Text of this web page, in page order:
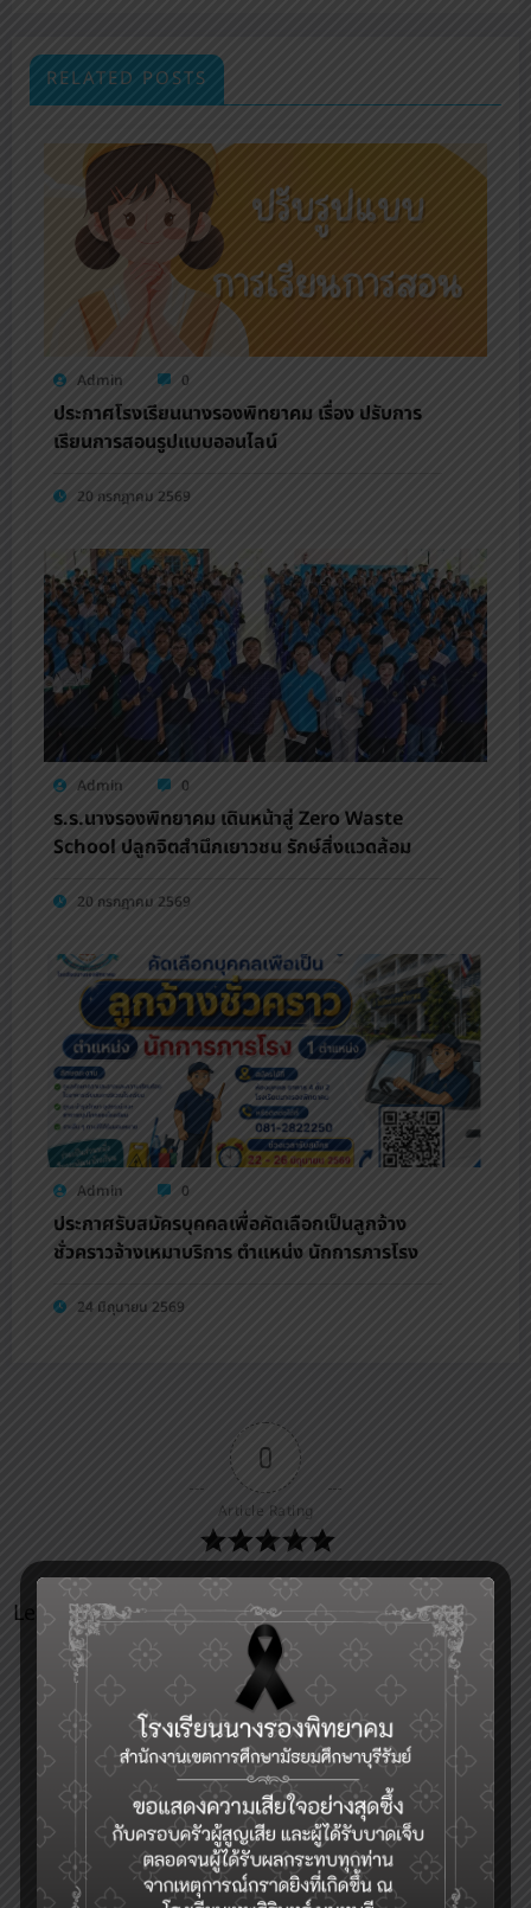
RELATED POSTS
Admin 0
ประกาศโรงเรียนนางรองพิทยาคม เรื่อง ปรับการ
เรียนการสอนรูปแบบออนไลน์
20 กรกฎาคม 2569
Admin 0
ร.ร.นางรองพิทยาคม เดินหน้าสู่ Zero Waste
School ปลูกจิตสำนึกเยาวชน รักษ์สิ่งแวดล้อม
20 กรกฎาคม 2569
Admin 0
ประกาศรับสมัครบุคคลเพื่อคัดเลือกเป็นลูกจ้าง
ชั่วคราวจ้างเหมาบริการ ตำแหน่ง นักการภารโรง
24 มิถุนายน 2569
0
Article Rating
Leave a Reply